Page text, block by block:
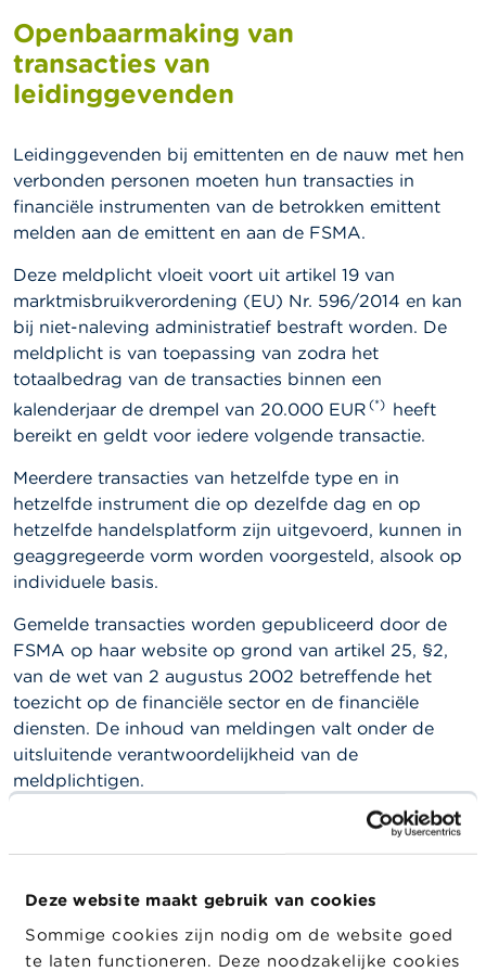
Deze website maakt gebruik van cookies
Sommige cookies zijn nodig om de website goed
te laten functioneren. Deze noodzakelijke cookies
e
n
O
d
e
F
S
A
N
i
e
u
s
&
a
a
r
s
c
h
u
w
i
n
g
n
J
o
o
a
Openbaarmaking van
transacties van
leidinggevenden
Leidinggevenden bij emittenten en de nauw met hen
verbonden personen moeten hun transacties in
financiële instrumenten van de betrokken emittent
melden aan de emittent en aan de FSMA.
Deze meldplicht vloeit voort uit artikel 19 van
marktmisbruikverordening (EU) Nr. 596/2014 en kan
bij niet-naleving administratief bestraft worden. De
meldplicht is van toepassing van zodra het
totaalbedrag van de transacties binnen een
kalenderjaar de drempel van 20.000 EUR (*) heeft
bereikt en geldt voor iedere volgende transactie.
Meerdere transacties van hetzelfde type en in
hetzelfde instrument die op dezelfde dag en op
hetzelfde handelsplatform zijn uitgevoerd, kunnen in
geaggregeerde vorm worden voorgesteld, alsook op
individuele basis.
Gemelde transacties worden gepubliceerd door de
FSMA op haar website op grond van artikel 25, §2,
van de wet van 2 augustus 2002 betreffende het
toezicht op de financiële sector en de financiële
diensten. De inhoud van meldingen valt onder de
uitsluitende verantwoordelijkheid van de
meldplichtigen.
Om transacties te melden aan de betrokken emittent
en de FSMA moeten meldplichtigen, op grond van
en Circulaire FSMA_2016_08, de applicatie voor
online melding eMT gebruiken. Zij mogen iemand
anders mandateren om hun transacties te melden,